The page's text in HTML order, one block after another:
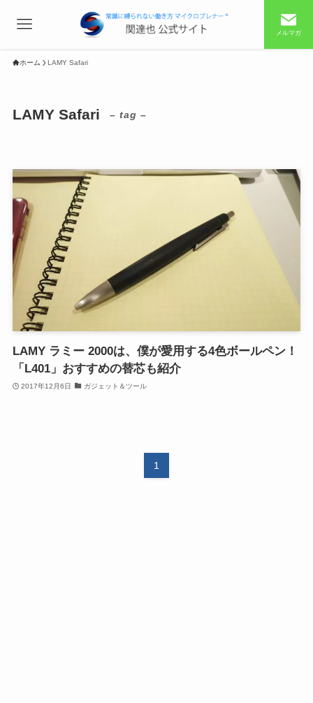
メルマガ
ホーム LAMY Safari
LAMY Safari – tag –
LAMY ラミー 2000は、僕が愛用する4色ボールペン！
「L401」おすすめの替芯も紹介
2017年12月6日 ガジェット＆ツール
1